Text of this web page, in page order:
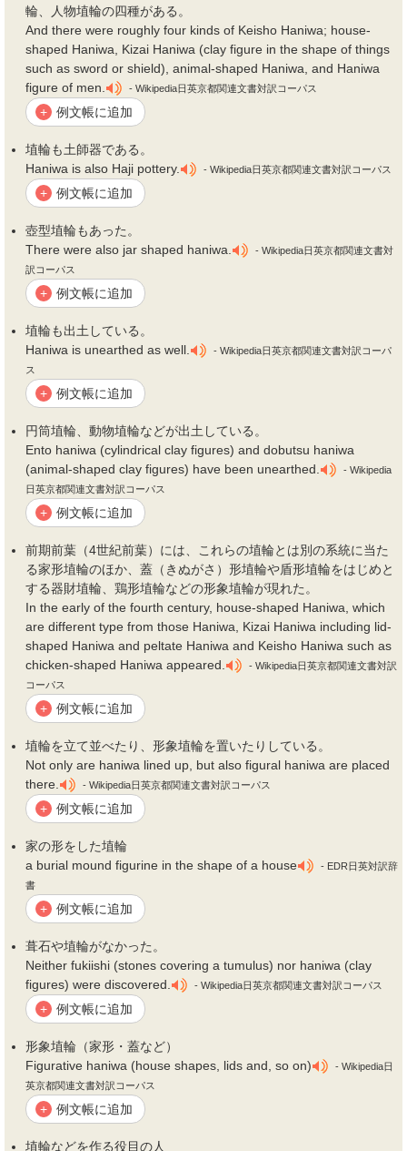
輪、人物埴輪の四種がある。
And there were roughly four kinds of Keisho Haniwa; house-
shaped Haniwa, Kizai Haniwa (clay figure in the shape of things
such as sword or shield), animal-shaped Haniwa, and Haniwa
figure of men.
- Wikipedia日英京都関連文書対訳コーパス
+ 例文帳に追加
埴輪も土師器である。
Haniwa is also Haji pottery.
- Wikipedia日英京都関連文書対訳コーパス
+ 例文帳に追加
壺型埴輪もあった。
There were also jar shaped haniwa.
- Wikipedia日英京都関連文書対
訳コーパス
+ 例文帳に追加
埴輪も出土している。
Haniwa is unearthed as well.
- Wikipedia日英京都関連文書対訳コーパ
ス
+ 例文帳に追加
円筒埴輪、動物埴輪などが出土している。
Ento haniwa (cylindrical clay figures) and dobutsu haniwa
(animal-shaped clay figures) have been unearthed.
- Wikipedia
日英京都関連文書対訳コーパス
+ 例文帳に追加
前期前葉（4世紀前葉）には、これらの埴輪とは別の系統に当た
る家形埴輪のほか、蓋（きぬがさ）形埴輪や盾形埴輪をはじめと
する器財埴輪、鶏形埴輪などの形象埴輪が現れた。
In the early of the fourth century, house-shaped Haniwa, which
are different type from those Haniwa, Kizai Haniwa including lid-
shaped Haniwa and peltate Haniwa and Keisho Haniwa such as
chicken-shaped Haniwa appeared.
- Wikipedia日英京都関連文書対訳
コーパス
+ 例文帳に追加
埴輪を立て並べたり、形象埴輪を置いたりしている。
Not only are haniwa lined up, but also figural haniwa are placed
there.
- Wikipedia日英京都関連文書対訳コーパス
+ 例文帳に追加
家の形をした埴輪
a burial mound figurine in the shape of a house
- EDR日英対訳辞
書
+ 例文帳に追加
葺石や埴輪がなかった。
Neither fukiishi (stones covering a tumulus) nor haniwa (clay
figures) were discovered.
- Wikipedia日英京都関連文書対訳コーパス
+ 例文帳に追加
形象埴輪（家形・蓋など）
Figurative haniwa (house shapes, lids and, so on)
- Wikipedia日
英京都関連文書対訳コーパス
+ 例文帳に追加
埴輪などを作る役目の人